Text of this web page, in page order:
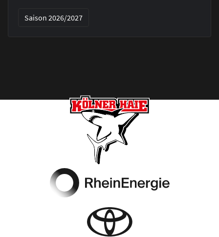
Saison 2026/2027